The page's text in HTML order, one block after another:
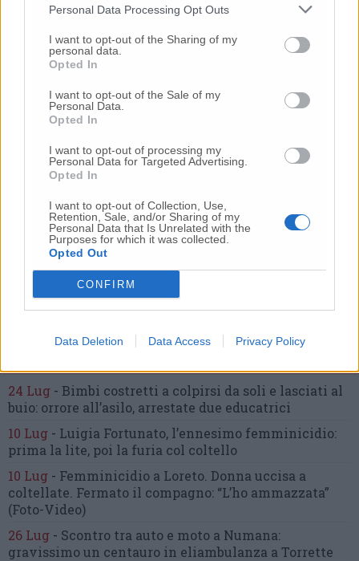
Personal Data Processing Opt Outs
I want to opt-out of the Sharing of my
personal data.
Opted In
I want to opt-out of the Sale of my
Personal Data.
Opted In
I want to opt-out of processing my
Personal Data for Targeted Advertising.
Opted In
I want to opt-out of Collection, Use,
Retention, Sale, and/or Sharing of my
Personal Data that Is Unrelated with the
Purposes for which it was collected.
Opted Out
CONFIRM
Data Deletion Data Access Privacy Policy
Vai alla home
Commenti
Nessun commento presente
Commenta
24 Lug - Bimbi costretti a colpirsi da soli e lasciati al
buio: orrore all’asilo, arrestate due educatrici
10 Lug - Luigia Fortunato, l’ennesimo femminicidio:
prima la lite, poi la furia col coltello
10 Lug - Femminicidio a Loreto. Donna uccisa a
coltellate. Fermato il compagno: “L’ho ammazzata”
(Foto-Video)
26 Lug - Scontro tra auto e moto a Numana:
gravissimo un centauro in eliambulanza a Torrette